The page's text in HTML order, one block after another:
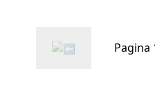
Pagina